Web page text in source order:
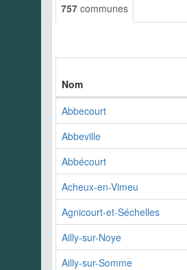
757 communes
Nom
Abbecourt
Abbeville
Abbécourt
Acheux-en-Vimeu
Agnicourt-et-Séchelles
Ailly-sur-Noye
Ailly-sur-Somme